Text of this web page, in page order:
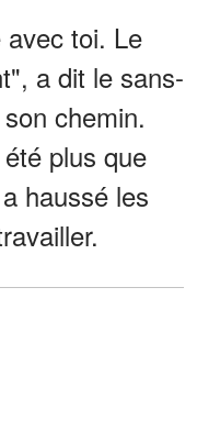
toi. Le
a dit le sans-
chemin.
plus que
haussé les